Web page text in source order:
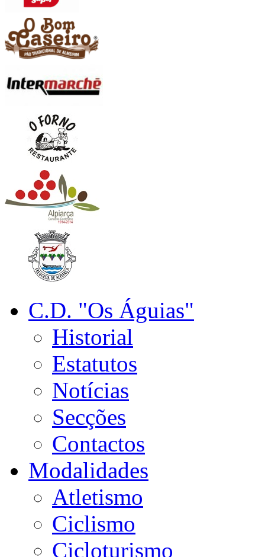
C.D. "Os Águias"
Historial
Estatutos
Notícias
Secções
Contactos
Modalidades
Atletismo
Ciclismo
Cicloturismo